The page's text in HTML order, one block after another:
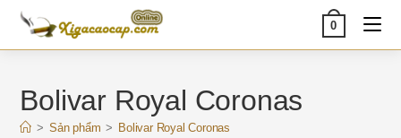
Skip
content
0
Bolivar Royal Coronas
> Sản phẩm > Bolivar Royal Coronas